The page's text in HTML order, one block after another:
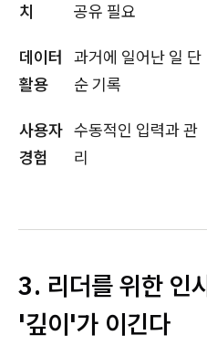
치
공유 필요
데이터
활용
과거에 일어난 일 단
순 기록
사용자
경험
수동적인 입력과 관
리
3. 리더를 위한 인
'깊이'가 이긴다